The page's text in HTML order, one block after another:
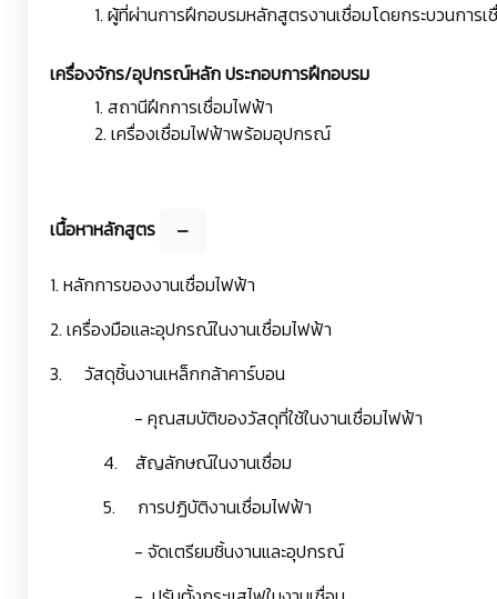
1. ผู้ที่ผ่านการฝึกอบรมหลักสูตรงานเชื่อมโดยกระบวนการ
เครื่องจักร/อุปกรณ์หลัก ประกอบการฝึกอบรม
1. สถานีฝึกการเชื่อมไฟฟ้า
2. เครื่องเชื่อมไฟฟ้าพร้อมอุปกรณ์
เนื้อหาหลักสูตร
1. หลักการของงานเชื่อมไฟฟ้า
2. เครื่องมือและอุปกรณ์ในงานเชื่อมไฟฟ้า
3. วัสดุชิ้นงานเหล็กกล้าคาร์บอน
- คุณสมบัติของวัสดุที่ใช้ในงานเชื่อมไฟฟ้า
4. สัญลักษณ์ในงานเชื่อม
5. การปฏิบัติงานเชื่อมไฟฟ้า
- จัดเตรียมชิ้นงานและอุปกรณ์